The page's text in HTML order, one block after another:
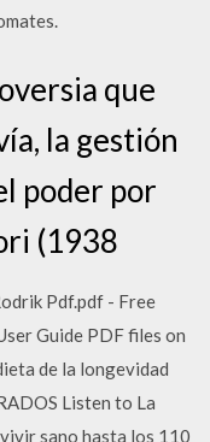
que
la gestión
poder por
(1938
Pdf.pdf - Free
Guide PDF files on
de la longevidad
Listen to La
sano hasta los 110